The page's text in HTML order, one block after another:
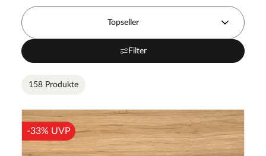
Topseller
Filter
158 Produkte
-33% UVP